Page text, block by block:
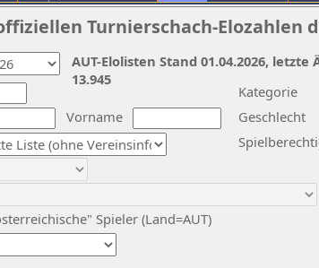
Turnierschach-Elozahlen
Vorname
Kategorie
Geschlecht
Spieler (Land=AUT)
AUT-Elolisten Stand 01.04.2026,
13.945